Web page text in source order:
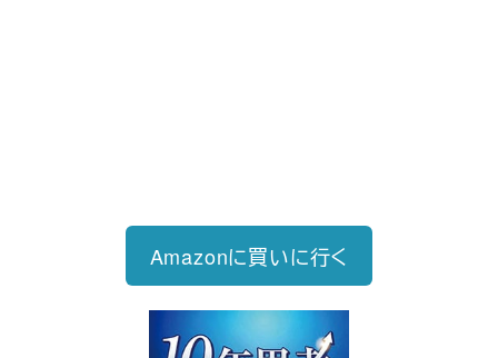
Amazonに買いに行く